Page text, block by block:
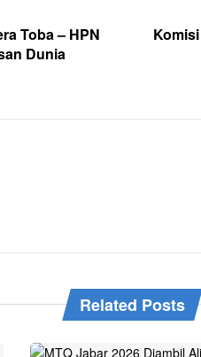
Toba – HPN
Dunia
Related Posts